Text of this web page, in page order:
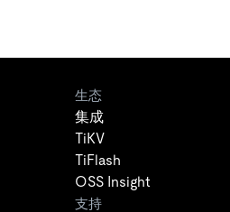
生态
集成
TiKV
TiFlash
OSS Insight
支持